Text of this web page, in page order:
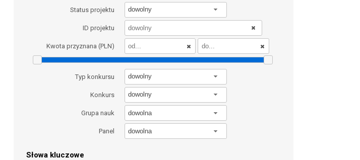
Status projektu dowolny
ID projektu
Kwota przyznana (PLN)
Typ konkursu dowolny
Konkurs dowolny
Grupa nauk dowolna
Panel dowolna
Słowa kluczowe